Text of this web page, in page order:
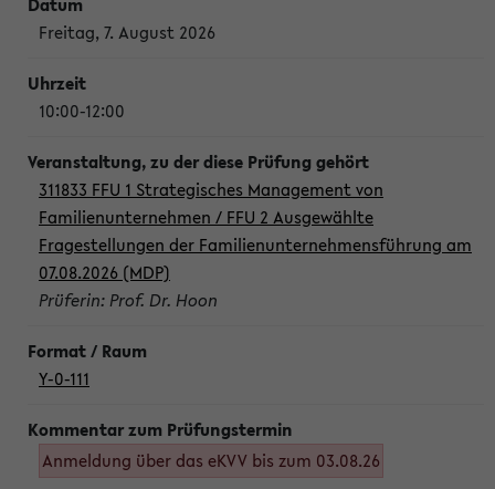
Freitag, 7. August 2026
10:00-12:00
311833 FFU 1 Strategisches Management von
Familienunternehmen / FFU 2 Ausgewählte
Fragestellungen der Familienunternehmensführung am
07.08.2026 (MDP)
Prüferin: Prof. Dr. Hoon
Y-0-111
Anmeldung über das eKVV bis zum 03.08.26